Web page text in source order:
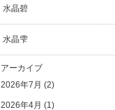
水晶碧
水晶雫
アーカイブ
2026年7月 (2)
2026年4月 (1)